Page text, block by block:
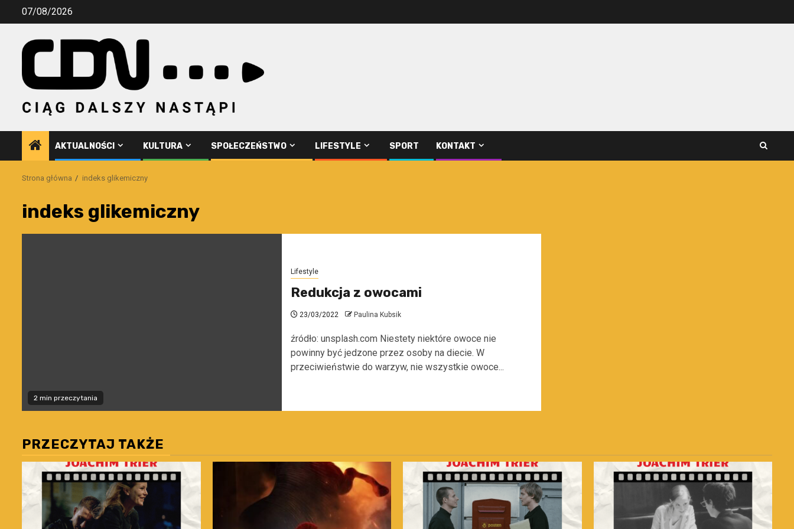
Przejdź07/08/2026
AKTUALNOŚCI KULTURA SPOŁECZEŃSTWO LIFESTYLE SPORT KONTAKT
Strona główna indeks glikemiczny
indeks glikemiczny
2 min przeczytania
Lifestyle
Redukcja z owocami
23/03/2022 Paulina Kubsik
źródło: unsplash.com Niestety niektóre owoce nie
powinny być jedzone przez osoby na diecie. W
przeciwieństwie do warzyw, nie wszystkie owoce...
PRZECZYTAJ TAKŻE